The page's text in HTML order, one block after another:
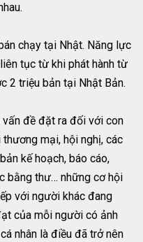
chạy tại Nhật. Năng lực
tục từ khi phát hành từ
2 triệu bản tại Nhật Bản.
vấn đề đặt ra đối với con
mại, hội nghị, các
kế hoạch, báo cáo,
bằng thư… những cơ hội
với người khác đang
của mỗi người có ảnh
nhân là điều đã trở nên